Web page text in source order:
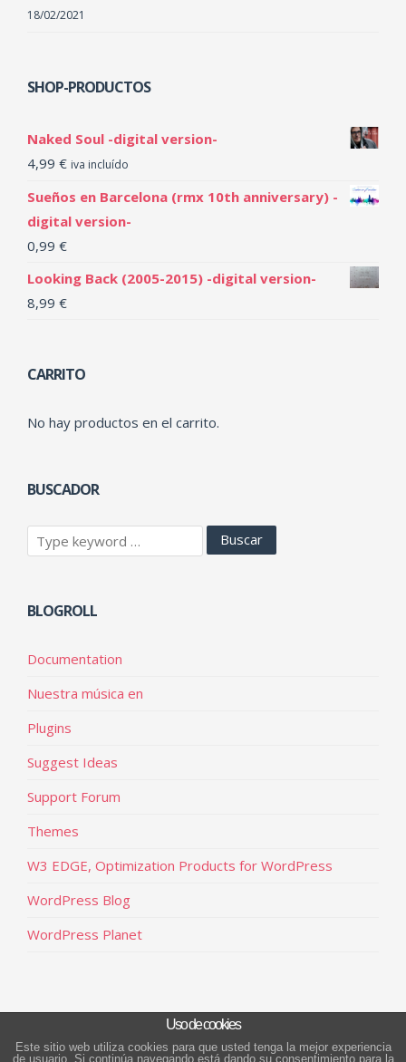
18/02/2021
SHOP-PRODUCTOS
Naked Soul -digital version-
4,99 € iva incluído
Sueños en Barcelona (rmx 10th anniversary) -
digital version-
0,99 €
Looking Back (2005-2015) -digital version-
8,99 €
CARRITO
No hay productos en el carrito.
BUSCADOR
BLOGROLL
Documentation
Nuestra música en
Plugins
Suggest Ideas
Support Forum
Themes
W3 EDGE, Optimization Products for WordPress
WordPress Blog
WordPress Planet
Uso de cookies
Este sitio web utiliza cookies para que usted tenga la mejor experiencia
de usuario. Si continúa navegando está dando su consentimiento para la